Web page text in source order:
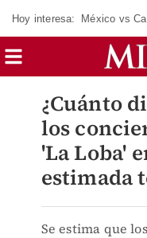
Hoy interesa: México vs
¿Cuánto
los
'La Loba'
estimada
Se estima que